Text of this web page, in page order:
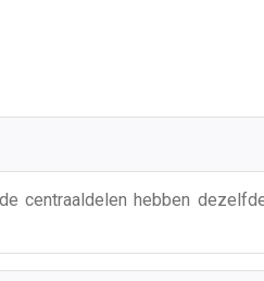
centraaldelen hebben